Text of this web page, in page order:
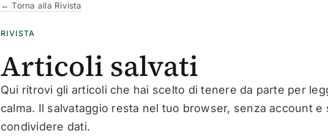
← Torna alla Rivista
RIVISTA
Articoli salvati
Qui ritrovi gli articoli che hai scelto di tenere da parte per
calma. Il salvataggio resta nel tuo browser, senza account e
condividere dati.